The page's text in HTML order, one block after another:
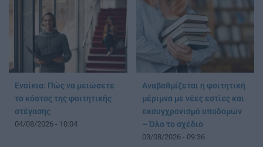
Ενοίκια: Πώς να μειώσετε
το κόστος της φοιτητικής
στέγασης
04/08/2026 - 10:04
Αναβαθμίζεται η φοιτητική
μέριμνα με νέες εστίες και
εκσυγχρονισμό υποδομών
– Όλο το σχέδιο
03/08/2026 - 09:36